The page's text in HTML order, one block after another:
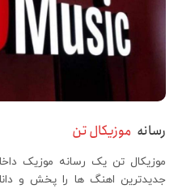
رسانه موزیکال تن
موزیکال تن یک رسانه موزیک
جدیدترین اهنگ ها را پخش و